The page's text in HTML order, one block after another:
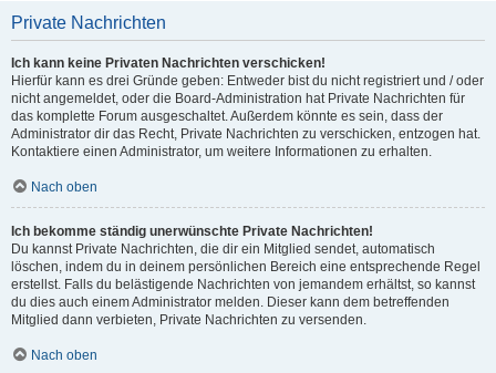
Private Nachrichten
Ich kann keine Privaten Nachrichten verschicken!
Hierfür kann es drei Gründe geben: Entweder bist du nicht registriert und / oder
nicht angemeldet, oder die Board-Administration hat Private Nachrichten für
das komplette Forum ausgeschaltet. Außerdem könnte es sein, dass der
Administrator dir das Recht, Private Nachrichten zu verschicken, entzogen hat.
Kontaktiere einen Administrator, um weitere Informationen zu erhalten.
Nach oben
Ich bekomme ständig unerwünschte Private Nachrichten!
Du kannst Private Nachrichten, die dir ein Mitglied sendet, automatisch
löschen, indem du in deinem persönlichen Bereich eine entsprechende Regel
erstellst. Falls du belästigende Nachrichten von jemandem erhältst, so kannst
du dies auch einem Administrator melden. Dieser kann dem betreffenden
Mitglied dann verbieten, Private Nachrichten zu versenden.
Nach oben